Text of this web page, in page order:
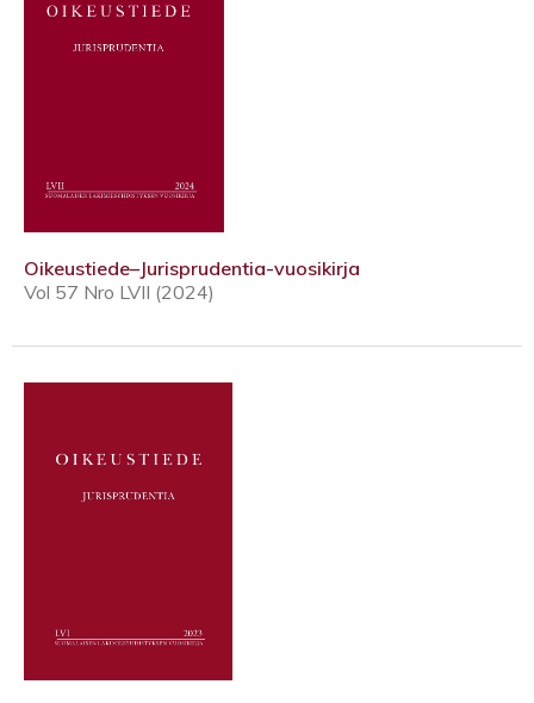
Oikeustiede–Jurisprudentia-vuosikirja
Vol 57 Nro LVII (2024)